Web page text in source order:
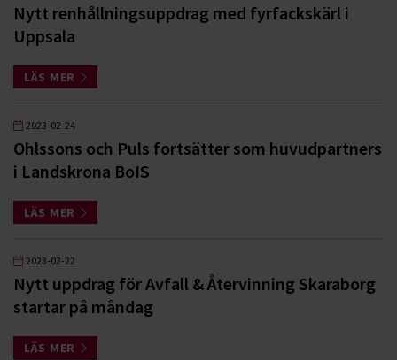
Nytt renhållningsuppdrag med fyrfackskärl i
Uppsala
LÄS MER
2023-02-24
Ohlssons och Puls fortsätter som huvudpartners
i Landskrona BoIS
LÄS MER
2023-02-22
Nytt uppdrag för Avfall & Återvinning Skaraborg
startar på måndag
LÄS MER